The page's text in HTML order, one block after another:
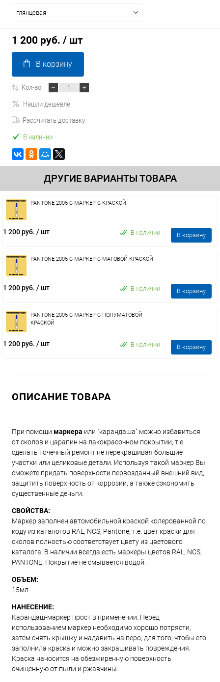
глянцевая
1 200 руб. / шт
В корзину
Кол-во:
Нашли дешевле
Рассчитать доставку
В наличии
ДРУГИЕ ВАРИАНТЫ ТОВАРА
PANTONE 2005 C МАРКЕР С КРАСКОЙ
1 200 руб. / шт В наличии В корзину
PANTONE 2005 C МАРКЕР С МАТОВОЙ КРАСКОЙ
1 200 руб. / шт В наличии В корзину
PANTONE 2005 C МАРКЕР С ПОЛУМАТОВОЙ
КРАСКОЙ
1 200 руб. / шт В наличии В корзину
ОПИСАНИЕ ТОВАРА
При помощи маркера или "карандаша" можно избавиться
от сколов и царапин на лакокрасочном покрытии, т.е.
сделать точечный ремонт не перекрашивая большие
участки или целиковые детали. Используя такой маркер Вы
сможете придать поверхности первозданный внешний вид,
защитить поверхность от коррозии, а также сэкономить
существенные деньги.
СВОЙСТВА:
Маркер заполнен автомобильной краской колерованной по
коду из каталогов RAL, NCS, Pantone, т.е. цвет краски для
сколов полностью соответствует цвету из цветового
каталога. В наличии всегда есть маркеры цветов RAL, NCS,
PANTONE. Покрытие не смывается водой.
ОБЪЕМ:
15мл
НАНЕСЕНИЕ:
Карандаш-маркер прост в применении. Перед
использованием маркер необходимо хорошо потрясти,
затем снять крышку и надавить на перо, для того, чтобы его
заполнила краска и можно закрашивать повреждения.
Краска наносится на обезжиренную поверхность
очищенную от пыли и ржавчины.